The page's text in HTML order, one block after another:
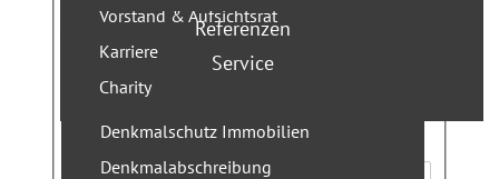
Vorstand & Aufsichtsrat
Karriere
Charity
Referenzen
Service
Denkmalschutz Immobilien
Denkmalabschreibung
Besichtigungsobjekt:(*)
Name:(*)